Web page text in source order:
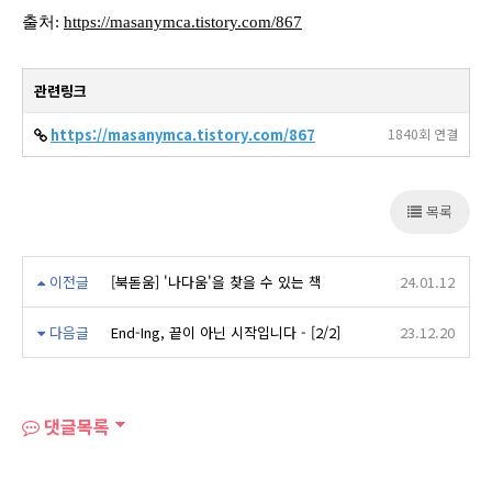
출처: https://masanymca.tistory.com/867
관련링크
https://masanymca.tistory.com/867 1840회 연결
목록
이전글 [북돋움] '나다움'을 찾을 수 있는 책 24.01.12
다음글 End-Ing, 끝이 아닌 시작입니다 - [2/2] 23.12.20
댓글목록